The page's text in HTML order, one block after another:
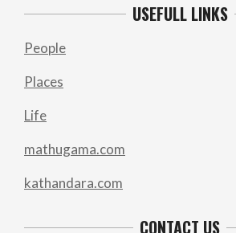
USEFULL LINKS
People
Places
Life
mathugama.com
kathandara.com
CONTACT US